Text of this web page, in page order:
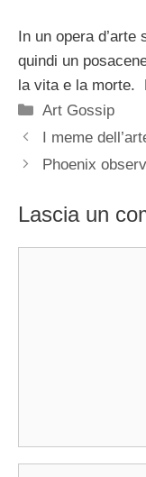
In un opera
quindi un
la vita e la morte.
Categorie
Art Gossip
I meme
Phoenix
Lascia un